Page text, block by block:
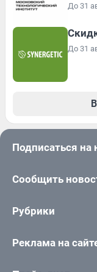
До 31
До 31
Подписаться на
Сообщить
Рубрики
Реклама на